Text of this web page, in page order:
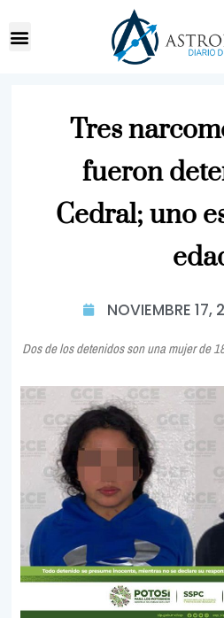
Tres
fueron
Cedral; uno
NOVIEMBRE 17,
Dos de los detenidos son una mujer de